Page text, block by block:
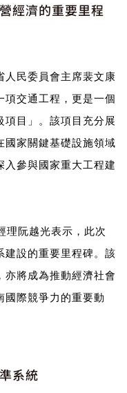
經濟的重要里程
人民委員會主席裴文康
交通工程，更是一個
項目」。該項目充分展
國家關鍵基礎設施領域
入參與國家重大工程建
理阮越光表示，此次
建設的重要里程碑。該
亦將成為推動經濟社會
國際競爭力的重要動
系統